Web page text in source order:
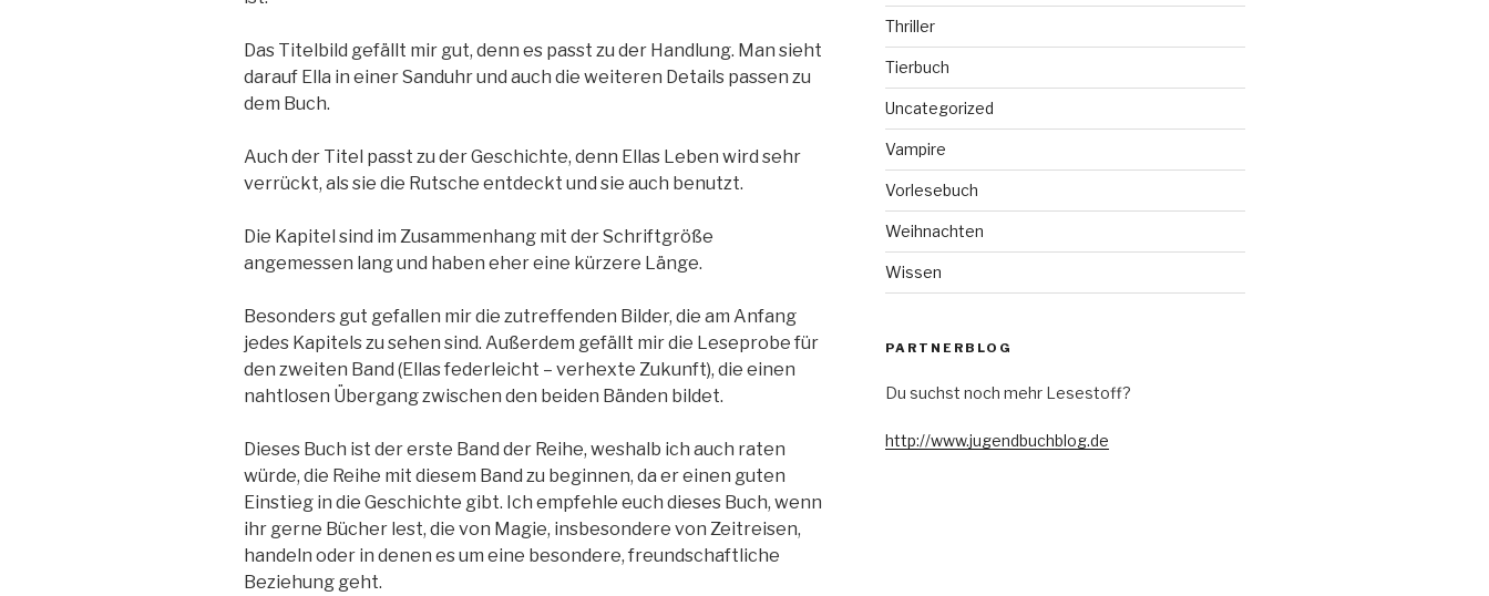
Das Titelbild gefällt mir gut, denn es passt zu der Handlung. Man sieht
darauf Ella in einer Sanduhr und auch die weiteren Details passen zu
dem Buch.
Auch der Titel passt zu der Geschichte, denn Ellas Leben wird sehr
verrückt, als sie die Rutsche entdeckt und sie auch benutzt.
Die Kapitel sind im Zusammenhang mit der Schriftgröße
angemessen lang und haben eher eine kürzere Länge.
Besonders gut gefallen mir die zutreffenden Bilder, die am Anfang
jedes Kapitels zu sehen sind. Außerdem gefällt mir die Leseprobe für
den zweiten Band (Ellas federleicht – verhexte Zukunft), die einen
nahtlosen Übergang zwischen den beiden Bänden bildet.
Dieses Buch ist der erste Band der Reihe, weshalb ich auch raten
würde, die Reihe mit diesem Band zu beginnen, da er einen guten
Einstieg in die Geschichte gibt. Ich empfehle euch dieses Buch, wenn
ihr gerne Bücher lest, die von Magie, insbesondere von Zeitreisen,
handeln oder in denen es um eine besondere, freundschaftliche
Beziehung geht.
Thriller
Tierbuch
Uncategorized
Vampire
Vorlesebuch
Weihnachten
Wissen
PARTNERBLOG
Du suchst noch mehr Lesestoff?
http://www.jugendbuchblog.de